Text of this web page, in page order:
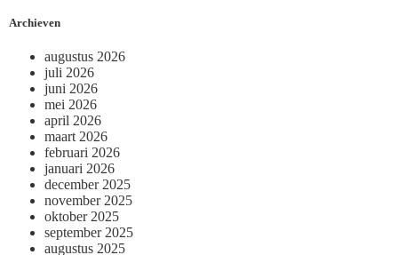
Archieven
augustus 2026
juli 2026
juni 2026
mei 2026
april 2026
maart 2026
februari 2026
januari 2026
december 2025
november 2025
oktober 2025
september 2025
augustus 2025